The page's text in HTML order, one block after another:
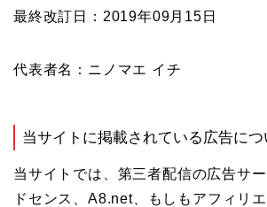
最終改訂日：2019年09月15日
代表者名：ニノマエ イチ
当サイトに掲載されている広告につ
当サイトでは、第三者配信の広告サ
ドセンス、A8.net、もしもアフィリ